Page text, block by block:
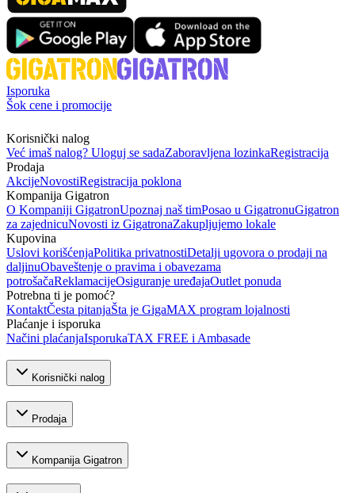
Isporuka
Šok cene i promocije
Korisnički nalog
Već imaš nalog? Uloguj se sadaZaboravljena lozinkaRegistracija
Prodaja
AkcijeNovostiRegistracija poklona
Kompanija Gigatron
O Kompaniji GigatronUpoznaj naš timPosao u GigatronuGigatron
za zajednicuNovosti iz GigatronaZakupljujemo lokale
Kupovina
Uslovi korišćenjaPolitika privatnostiDetalji ugovora o prodaji na
daljinuObaveštenje o pravima i obavezama
potrošačaReklamacijeOsiguranje uređajaOutlet ponuda
Potrebna ti je pomoć?
KontaktČesta pitanjaŠta je GigaMAX program lojalnosti
Plaćanje i isporuka
Načini plaćanjaIsporukaTAX FREE i Ambasade
Korisnički nalog
Prodaja
Kompanija Gigatron